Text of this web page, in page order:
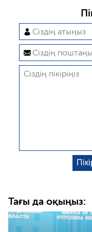
Тағы да оқыңыз: